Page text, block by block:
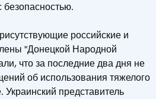
безопасностью.
российские и
"Донецкой Народной
что за последние два дня не
об использования тяжелого
Украинский представитель